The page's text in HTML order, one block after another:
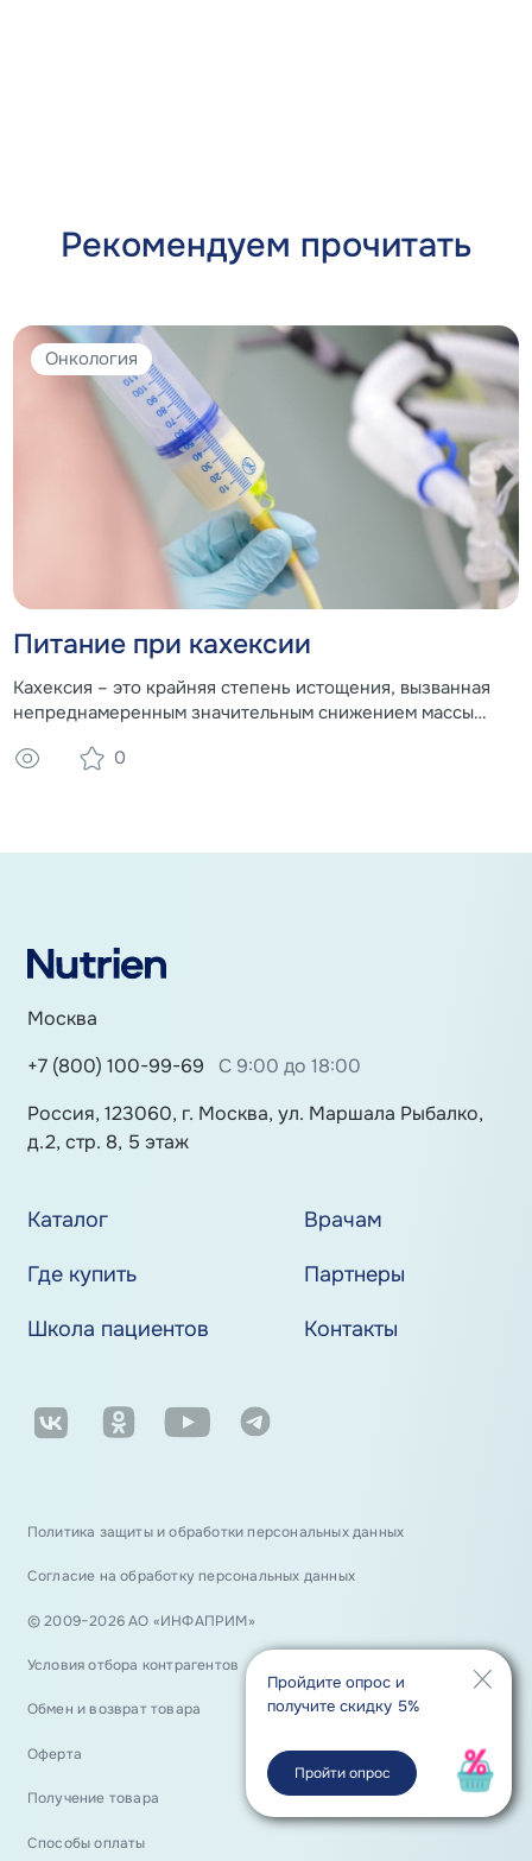
Рекомендуем прочитать
Онкология
Питание при кахексии
Кахексия – это крайняя степень истощения, вызванная
непреднамеренным значительным снижением массы
организма. 0
Пройдите опрос и
получите скидку 5%
Пройти опрос
Москва
+7 (800) 100-99-69
С 9:00 до 18:00
Россия, 123060, г. Москва, ул. Маршала Рыбалко,
д.2, стр. 8, 5 этаж
Каталог
Врачам
Где купить
Партнеры
Школа пациентов
Контакты
Политика защиты и обработки персональных данных
Согласие на обработку персональных данных
© 2009−2026 АО «ИНФАПРИМ»
Условия отбора контрагентов
Обмен и возврат товара
Оферта
Получение товара
Способы оплаты